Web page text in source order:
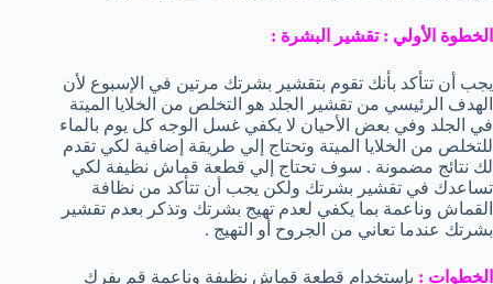
الخطوة الأولي : تقشير البشرة :
يجب أن تتأكد بأنك تقوم بتقشير بشرتك مرتين في الإسبوع لأن
الهدف الرئيسي من تقشير الجلد هو التخلص من الخلايا الميتة
في الجلد وفي بعض الأحيان لا يكفي غسل الوجه كل يوم بالماء
للتخلص من الخلايا الميتة وتحتاج إلي طريقة إضافية لكي تقدم
لك نتائج مضمونة . سوف تحتاج إلي قطعة قماش نظيفة لكي
تساعدك في تقشير بشرتك ولكن يجب أن تتأكد من نظافة
القماش وناعمة بما يكفي لعدم تهيج بشرتك وتذكر بعدم تقشير
بشرتك عندما تعاني من الجروح أو التهيج .
الخطوات : بإستخدام قطعة قماش نظيفة وناعمة قم بفرك